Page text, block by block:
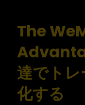
The
達でト
化する